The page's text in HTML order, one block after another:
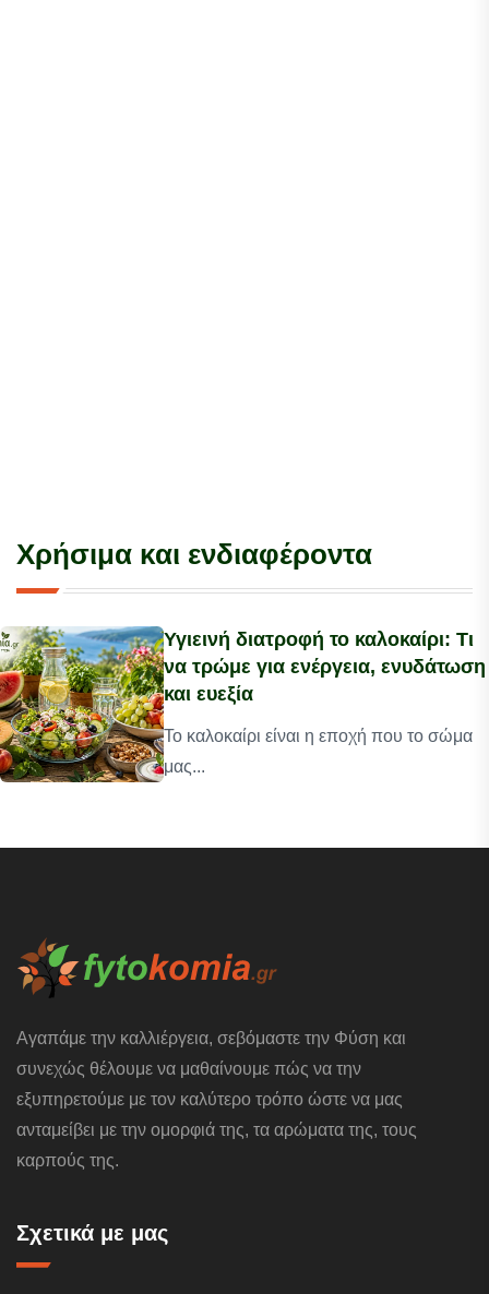
Χρήσιμα και ενδιαφέροντα
Υγιεινή διατροφή το καλοκαίρι: Τι
να τρώμε για ενέργεια, ενυδάτωση
και ευεξία
Το καλοκαίρι είναι η εποχή που το σώμα
μας...
Αγαπάμε την καλλιέργεια, σεβόμαστε την Φύση και
συνεχώς θέλουμε να μαθαίνουμε πώς να την
εξυπηρετούμε με τον καλύτερο τρόπο ώστε να μας
ανταμείβει με την ομορφιά της, τα αρώματα της, τους
καρπούς της.
Σχετικά με μας